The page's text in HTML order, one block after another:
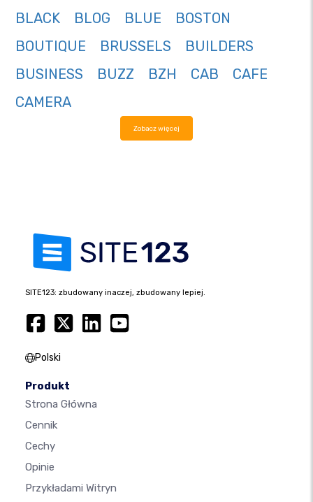
BLACK
BLOG BLUE
BOSTON
BOUTIQUE
BRUSSELS
BUILDERS
BUSINESS
BUZZ BZH CAB
CAFE
CAMERA
Zobacz więcej
SITE123: zbudowany inaczej, zbudowany lepiej.
Polski
Produkt
Strona Główna
Cennik
Cechy
Opinie
Przykładami Witryn